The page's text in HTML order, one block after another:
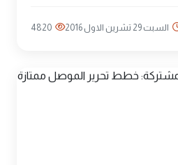
السبت 29 تشرين الاول 2016 4820